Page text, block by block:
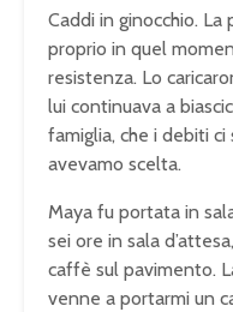
Caddi in ginocchio.
proprio in quel
resistenza. Lo
lui continuava a
famiglia, che i debiti
avevamo scelta.
Maya fu portata in
sei ore in sala
caffè sul pavimento.
venne a portarmi un